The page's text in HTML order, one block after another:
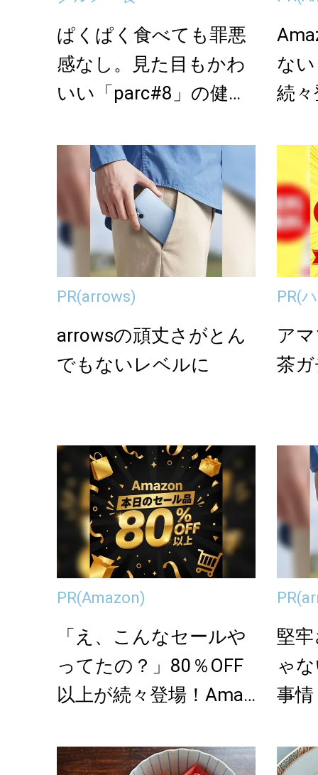
ぱくぱく食べても罪悪
感なし。見た目もかわ
いい「parc#8」の健康
な
続
PR(arrows)
arrowsの頑丈さがとん
でもないレベルに
PR(
ア
茶
PR(Amazon)
「え、こんなセールや
ってたの？」80％OFF
以上が続々登場！Amaz
PR
堅
ゃ
事情